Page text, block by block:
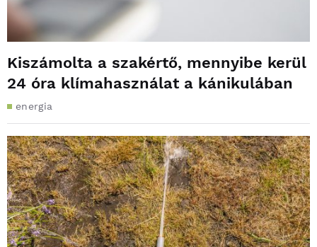
Kiszámolta a szakértő, mennyibe kerül
24 óra klímahasználat a kánikulában
energia